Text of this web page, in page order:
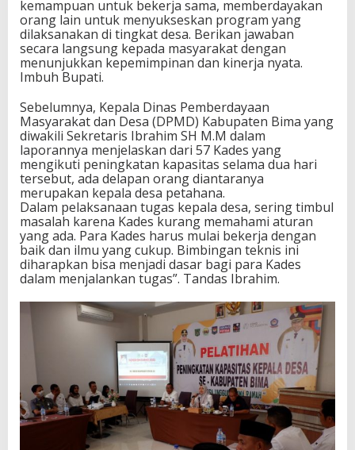
kemampuan untuk bekerja sama, memberdayakan
orang lain untuk menyukseskan program yang
dilaksanakan di tingkat desa. Berikan jawaban
secara langsung kepada masyarakat dengan
menunjukkan kepemimpinan dan kinerja nyata.
Imbuh Bupati.
Sebelumnya, Kepala Dinas Pemberdayaan
Masyarakat dan Desa (DPMD) Kabupaten Bima yang
diwakili Sekretaris Ibrahim SH M.M dalam
laporannya menjelaskan dari 57 Kades yang
mengikuti peningkatan kapasitas selama dua hari
tersebut, ada delapan orang diantaranya
merupakan kepala desa petahana.
Dalam pelaksanaan tugas kepala desa, sering timbul
masalah karena Kades kurang memahami aturan
yang ada. Para Kades harus mulai bekerja dengan
baik dan ilmu yang cukup. Bimbingan teknis ini
diharapkan bisa menjadi dasar bagi para Kades
dalam menjalankan tugas”. Tandas Ibrahim.